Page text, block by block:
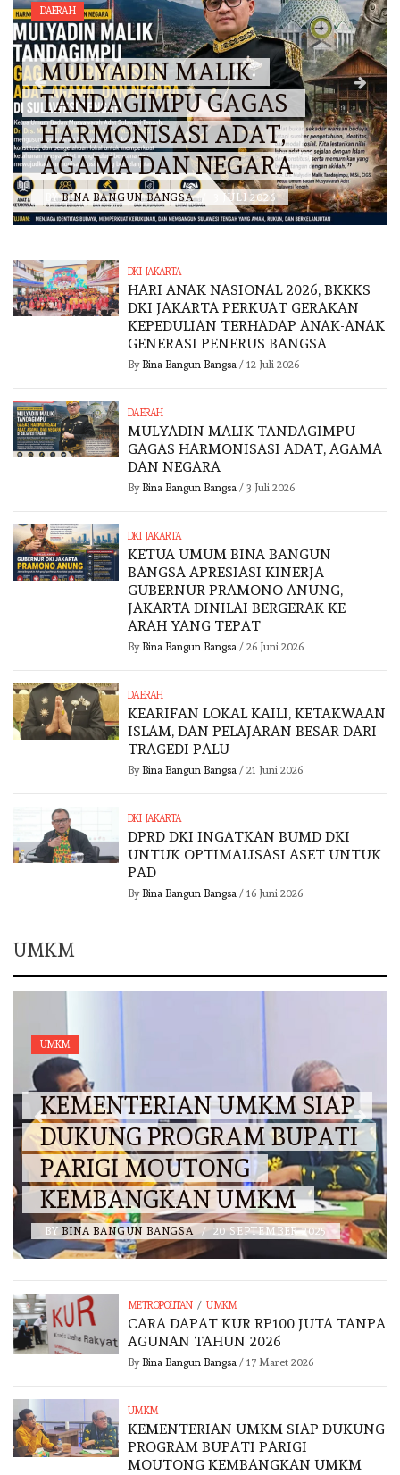
DAERAH
MULYADIN MALIK
TANDAGIMPU GAGAS
HARMONISASI ADAT,
AGAMA DAN NEGARA
BY BINA BANGUN BANGSA / 3 JULI 2026
DKI JAKARTA
HARI ANAK NASIONAL 2026, BKKKS
DKI JAKARTA PERKUAT GERAKAN
KEPEDULIAN TERHADAP ANAK-ANAK
GENERASI PENERUS BANGSA
By Bina Bangun Bangsa/ 12 Juli 2026
DAERAH
MULYADIN MALIK TANDAGIMPU
GAGAS HARMONISASI ADAT, AGAMA
DAN NEGARA
By Bina Bangun Bangsa/ 3 Juli 2026
DKI JAKARTA
KETUA UMUM BINA BANGUN
BANGSA APRESIASI KINERJA
GUBERNUR PRAMONO ANUNG,
JAKARTA DINILAI BERGERAK KE
ARAH YANG TEPAT
By Bina Bangun Bangsa/ 26 Juni 2026
DAERAH
KEARIFAN LOKAL KAILI, KETAKWAAN
ISLAM, DAN PELAJARAN BESAR DARI
TRAGEDI PALU
By Bina Bangun Bangsa/ 21 Juni 2026
DKI JAKARTA
DPRD DKI INGATKAN BUMD DKI
UNTUK OPTIMALISASI ASET UNTUK
PAD
By Bina Bangun Bangsa/ 16 Juni 2026
UMKM
UMKM
KEMENTERIAN UMKM SIAP
DUKUNG PROGRAM BUPATI
PARIGI MOUTONG
KEMBANGKAN UMKM
BY BINA BANGUN BANGSA / 20 SEPTEMBER 2025
METROPOLITAN / UMKM
CARA DAPAT KUR RP100 JUTA TANPA
AGUNAN TAHUN 2026
By Bina Bangun Bangsa/ 17 Maret 2026
UMKM
KEMENTERIAN UMKM SIAP DUKUNG
PROGRAM BUPATI PARIGI
MOUTONG KEMBANGKAN UMKM